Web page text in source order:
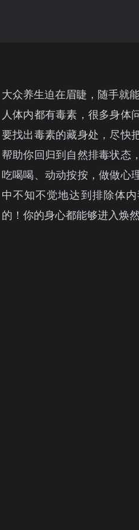
大众养生迫在眉睫，随手就
人体内都有毒素，很多身体
要找出毒素的藏身处，尽快
帮助你回归到自然排毒状态
吃喝喝、动动按按，做做心
中不知不觉地达到排除体
的！你的身心都能够进入焕